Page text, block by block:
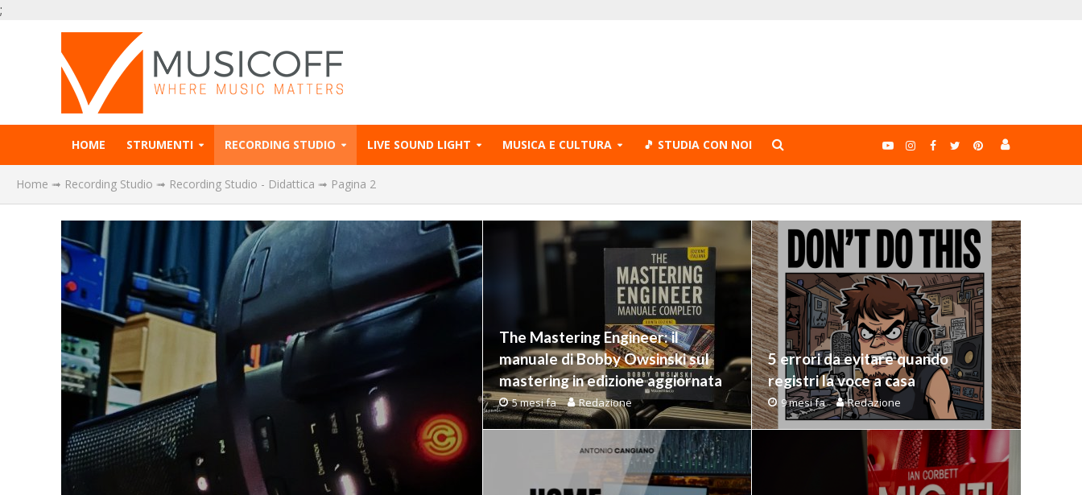
;
HOME STRUMENTI RECORDING STUDIO LIVE SOUND LIGHT MUSICA E CULTURA 🎵 STUDIA CON NOI
Home ➟ Recording Studio ➟ Recording Studio - Didattica ➟ Pagina 2
The Mastering Engineer: il
manuale di Bobby Owsinski sul
mastering in edizione aggiornata
5 mesi fa Redazione
5 errori da evitare quando
registri la voce a casa
9 mesi fa Redazione